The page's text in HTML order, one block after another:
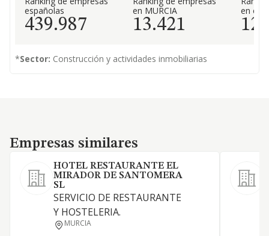
españolas
439.987
en MURCIA
13.421
en el
*Sector: Construcción y actividades inmobiliarias
Empresas similares
Empresas similares
HOTEL RESTAURANTE EL
MIRADOR DE SANTOMERA
SL
SERVICIO DE RESTAURANTE
Y HOSTELERIA.
MURCIA